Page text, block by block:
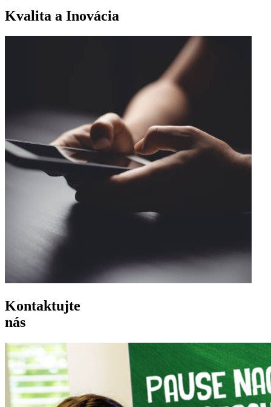
Kvalita a Inovácia
Kontaktujte
nás